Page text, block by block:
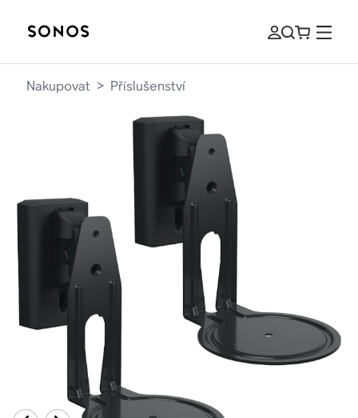
Nakupovat > Příslušenství